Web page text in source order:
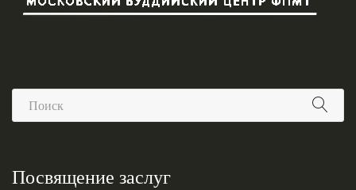
Посвящение заслуг